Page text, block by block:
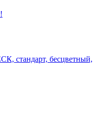
стандарт, бесцветный,